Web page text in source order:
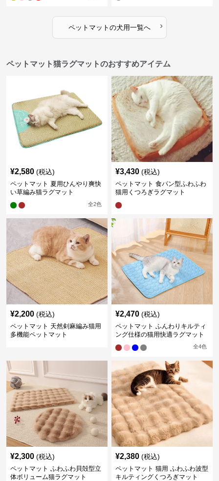
ペットマットの犬用一覧へ ›
ペットマット猫ラグマットのおすすめアイテム
¥2,580 (税込)
ペットマット 夏用ひんやり爽快
い草編み猫ラグマット
全2色
¥3,430 (税込)
ペットマット 食パン型ふわふわ
猫用くつろぎラグマット
¥2,200 (税込)
ペットマット 天然剣麻編み猫用
多機能ペットマット
¥2,470 (税込)
ペットマット ふんわりキルティ
ング仕様の猫用快適ラグマット
全4色
¥2,300 (税込)
ペットマット ふわふわ貝殻型立
体ボリューム猫ラグマット
¥2,380 (税込)
ペットマット 猫用 ふわふわ波型
キルティングくつろぎマット